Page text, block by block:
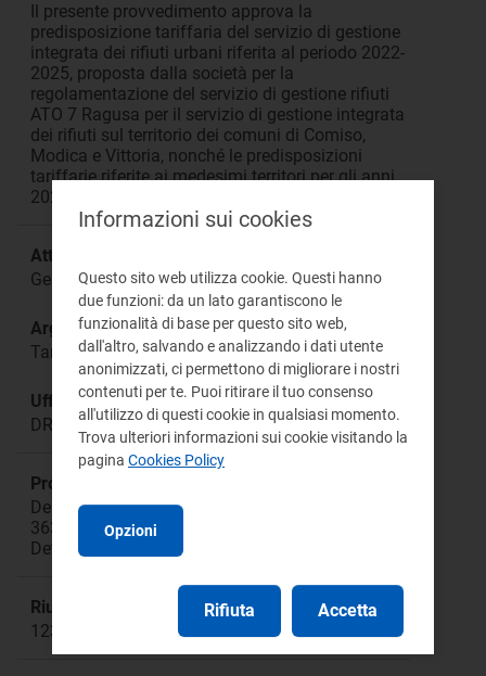
Il presente provvedimento approva la
predisposizione tariffaria del servizio di gestione
integrata dei rifiuti urbani riferita al periodo 2022-
2025, proposta dalla società per la
regolamentazione del servizio di gestione rifiuti
ATO 7 Ragusa per il servizio di gestione integrata
dei rifiuti sul territorio dei comuni di Comiso,
Modica e Vittoria, nonché le predisposizioni
tariffarie riferite ai medesimi territori per gli anni
2020 e 2021
Attività:
Gestione Rifiuti Urbani e Assimilati
Argomento:
Tariffe - approvazione
Ufficio responsabile:
DRIF Direzione Ciclo dei Rifiuti Urbani e Assimilati
Procedimento:
Deliberazioni: 443/2019/R/RIF 57/2020/R/RIF
363/2021/R/RIF 459/2021/R/RIF 68/2022/R/RIF
Determinazione 02/DRIF/2021
Riunione:
1236a
Informazioni sui cookies
Questo sito web utilizza cookie. Questi hanno
due funzioni: da un lato garantiscono le
funzionalità di base per questo sito web,
dall'altro, salvando e analizzando i dati utente
anonimizzati, ci permettono di migliorare i nostri
contenuti per te. Puoi ritirare il tuo consenso
all'utilizzo di questi cookie in qualsiasi momento.
Trova ulteriori informazioni sui cookie visitando la
pagina Cookies Policy
Opzioni
Rifiuta Accetta